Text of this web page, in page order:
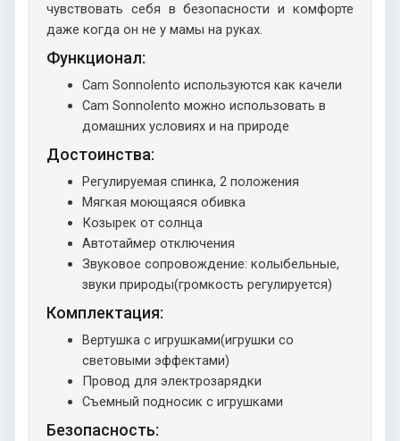
чувствовать себя в безопасности и комфорте
даже когда он не у мамы на руках.
Функционал:
Cam Sonnolento используются как качели
Cam Sonnolento можно использовать в
домашних условиях и на природе
Достоинства:
Регулируемая спинка, 2 положения
Мягкая моющаяся обивка
Козырек от солнца
Автотаймер отключения
Звуковое сопровождение: колыбельные,
звуки природы(громкость регулируется)
Комплектация:
Вертушка с игрушками(игрушки со
световыми эффектами)
Провод для электрозарядки
Съемный подносик с игрушками
Безопасность: